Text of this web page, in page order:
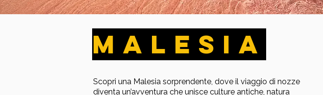
MALESIA
Scopri una Malesia sorprendente, dove il viaggio di nozze
diventa un’avventura che unisce culture antiche, natura